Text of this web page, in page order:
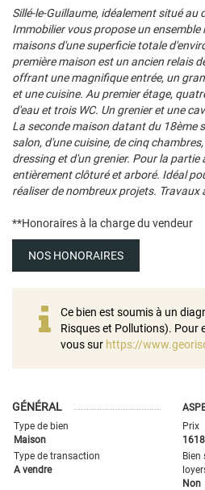
Sillé-le-Guillaume, idéalement situé au
Immobilier vous propose un
maisons d'une superficie totale
première maison est un ancien relais
offrant une magnifique entrée, un
et une cuisine. Au premier étage,
d'eau et trois WC. Un grenier et une
La seconde maison datant du 18ème
salon, d'une cuisine, de cinq
dressing et d'un grenier. Pour la partie
entièrement clôturé et arboré. Idéal
réaliser de nombreux projets. Travaux
**Honoraires à la charge du vendeur
NOS HONORAIRES
Ce bien est soumis à un
Risques et Pollutions). Pour
vous sur https://
GÉNÉRAL
Type de bien
Maison
Type de transaction
A vendre
Prix
Non